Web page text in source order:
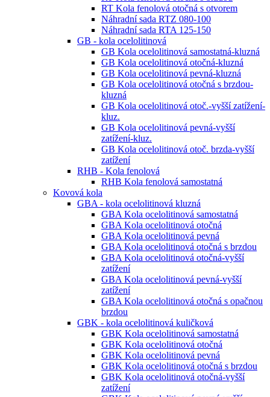
RT Kola fenolová otočná s otvorem
Náhradní sada RTZ 080-100
Náhradní sada RTA 125-150
GB - kola ocelolitinová
GB Kola ocelolitinová samostatná-kluzná
GB Kola ocelolitinová otočná-kluzná
GB Kola ocelolitinová pevná-kluzná
GB Kola ocelolitinová otočná s brzdou-
kluzná
GB Kola ocelolitinová otoč.-vyšší zatížení-
kluz.
GB Kola ocelolitinová pevná-vyšší
zatížení-kluz.
GB Kola ocelolitinová otoč. brzda-vyšší
zatížení
RHB - Kola fenolová
RHB Kola fenolová samostatná
Kovová kola
GBA - kola ocelolitinová kluzná
GBA Kola ocelolitinová samostatná
GBA Kola ocelolitinová otočná
GBA Kola ocelolitinová pevná
GBA Kola ocelolitinová otočná s brzdou
GBA Kola ocelolitinová otočná-vyšší
zatížení
GBA Kola ocelolitinová pevná-vyšší
zatížení
GBA Kola ocelolitinová otočná s opačnou
brzdou
GBK - kola ocelolitinová kuličková
GBK Kola ocelolitinová samostatná
GBK Kola ocelolitinová otočná
GBK Kola ocelolitinová pevná
GBK Kola ocelolitinová otočná s brzdou
GBK Kola ocelolitinová otočná-vyšší
zatížení